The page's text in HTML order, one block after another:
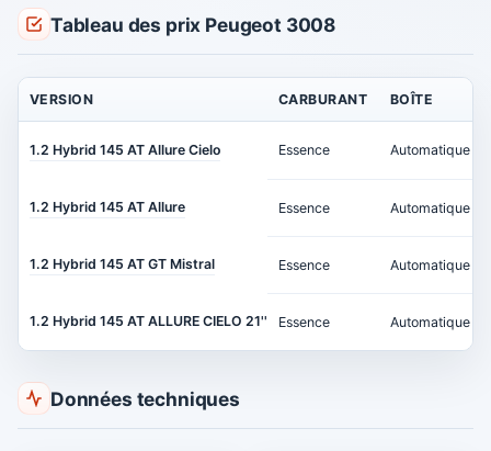
Tableau des prix Peugeot 3008
VERSION CARBURANT BOÎTE
1.2 Hybrid 145 AT Allure Cielo Essence Automatique
1.2 Hybrid 145 AT Allure Essence Automatique
1.2 Hybrid 145 AT GT Mistral Essence Automatique
1.2 Hybrid 145 AT ALLURE CIELO 21'' Essence Automatique
Données techniques